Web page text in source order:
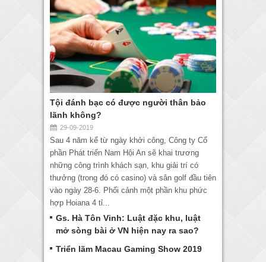
Tội đánh bạc có được người thân bảo
lãnh không?
29-09-2019
Sau 4 năm kể từ ngày khởi công, Công ty Cổ
phần Phát triển Nam Hội An sẽ khai trương
những công trình khách sạn, khu giải trí có
thưởng (trong đó có casino) và sân golf đầu tiên
vào ngày 28-6. Phối cảnh một phần khu phức
hợp Hoiana 4 tỉ...
Gs. Hà Tôn Vinh: Luật đặc khu, luật
mở sòng bài ở VN hiện nay ra sao?
Triển lãm Macau Gaming Show 2019